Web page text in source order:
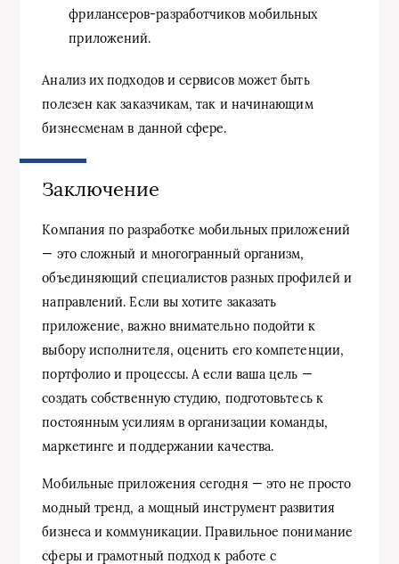
фрилансеров-разработчиков мобильных
приложений.
Анализ их подходов и сервисов может быть
полезен как заказчикам, так и начинающим
бизнесменам в данной сфере.
Заключение
Компания по разработке мобильных приложений
— это сложный и многогранный организм,
объединяющий специалистов разных профилей и
направлений. Если вы хотите заказать
приложение, важно внимательно подойти к
выбору исполнителя, оценить его компетенции,
портфолио и процессы. А если ваша цель —
создать собственную студию, подготовьтесь к
постоянным усилиям в организации команды,
маркетинге и поддержании качества.
Мобильные приложения сегодня — это не просто
модный тренд, а мощный инструмент развития
бизнеса и коммуникации. Правильное понимание
сферы и грамотный подход к работе с